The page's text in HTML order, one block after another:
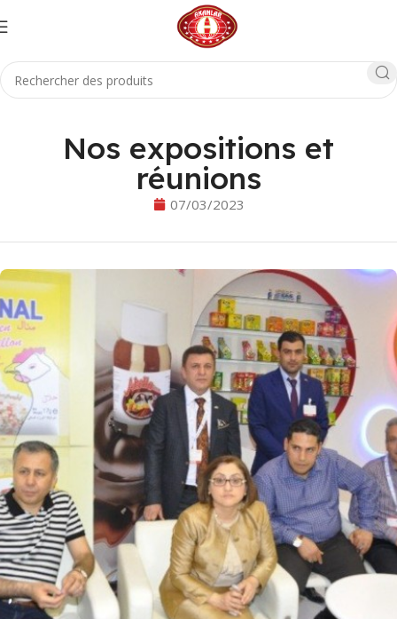
Nos expositions et
réunions
07/03/2023